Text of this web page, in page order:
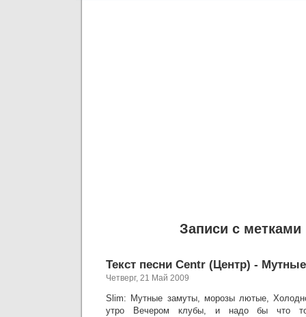
Записи с метками
Текст песни Centr (Центр) -
Четверг, 21 Май 2009
Slim: Мутные замуты, морозы лютые,
утро Вечером клубы, и надо бы что